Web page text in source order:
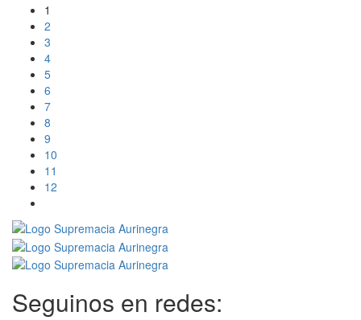
1
2
3
4
5
6
7
8
9
10
11
12
Seguinos en redes: